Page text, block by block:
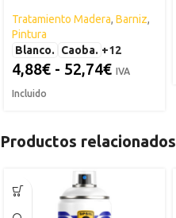
Tratamiento Madera, Barniz,
Pintura
Blanco.
Caoba. +12
4,88€ - 52,74€ IVA
Incluido
Productos relacionados